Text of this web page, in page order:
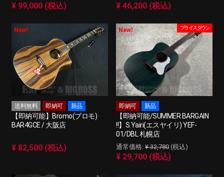
¥ 99,000 (税込) ¥ 46,200 (税込)
New!
送料無料 即納可 新品
【即納可能】Bromo(ブロモ)
BAR4GCE / 大阪店
¥ 82,500 (税込)
New!
即納可 新品
プライスダウン
【即納可能/SUMMER BARGAIN
!!】S.Yairi(エスヤイリ) YEF-
01/DBL 札幌店
¥ 32,780 (税込)
¥ 29,700 (税込)